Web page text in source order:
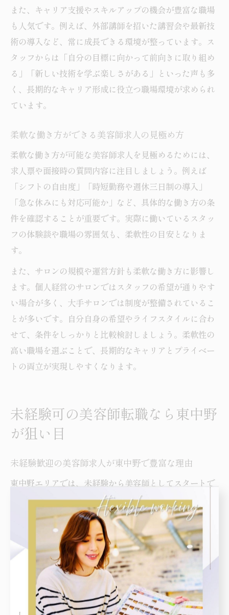
また、キャリア支援やスキルアップの機会が豊富な職場
も人気です。例えば、外部講師を招いた講習会や最新技
術の導入など、常に成長できる環境が整っています。ス
タッフからは「自分の目標に向かって前向きに取り組め
る」「新しい技術を学ぶ楽しさがある」といった声も多
く、長期的なキャリア形成に役立つ職場環境が求められ
ています。
柔軟な働き方ができる美容師求人の見極め方
柔軟な働き方が可能な美容師求人を見極めるためには、
求人票や面接時の質問内容に注目しましょう。例えば
「シフトの自由度」「時短勤務や週休三日制の導入」
「急な休みにも対応可能か」など、具体的な働き方の条
件を確認することが重要です。実際に働いているスタッ
フの体験談や職場の雰囲気も、柔軟性の目安となりま
す。
また、サロンの規模や運営方針も柔軟な働き方に影響し
ます。個人経営のサロンではスタッフの希望が通りやす
い場合が多く、大手サロンでは制度が整備されているこ
とが多いです。自分自身の希望やライフスタイルに合わ
せて、条件をしっかりと比較検討しましょう。柔軟性の
高い職場を選ぶことで、長期的なキャリアとプライベー
トの両立が実現しやすくなります。
未経験可の美容師転職なら東中野
が狙い目
未経験歓迎の美容師求人が東中野で豊富な理由
東中野エリアでは、未経験から美容師としてスタートで
きる求人が多く見られます。その背景には、地域のサロ
ンが新しい人材の育成に積極的であることや、教育制度
の充実が挙げられます。特に東京都中野区東中野は、通
勤の利便性や多様な客層により、サロン側も幅広い人材
を求めているのが特徴です。
また、未経験者を歓迎する理由として、サロンごとに独
自の技術やサービスを一から教えることで、自店のスタ